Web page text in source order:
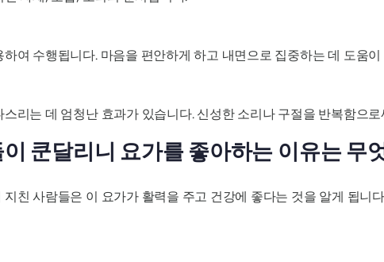
여 수행됩니다. 마음을 편안하게 하고 내면으로 집중하는 데 도움이
리는 데 엄청난 효과가 있습니다. 신성한 소리나 구절을 반복함으
쿤달리니 요가를 좋아하는 이유는 무
친 사람들은 이 요가가 활력을 주고 건강에 좋다는 것을 알게 됩니